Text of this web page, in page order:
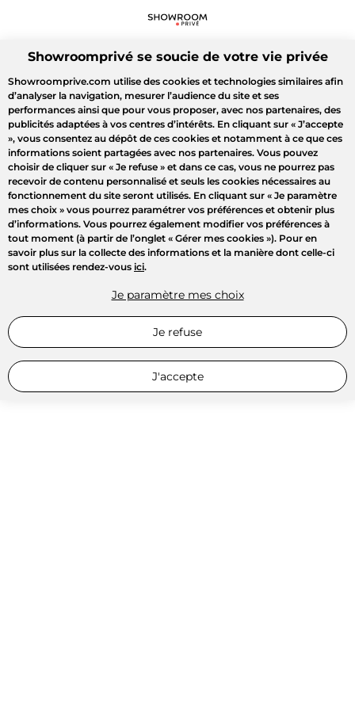
Showroomprivé se soucie de votre vie privée
Showroomprive.com utilise des cookies et technologies similaires afin
d’analyser la navigation, mesurer l’audience du site et ses
performances ainsi que pour vous proposer, avec nos partenaires, des
publicités adaptées à vos centres d’intérêts. En cliquant sur « J’accepte
», vous consentez au dépôt de ces cookies et notamment à ce que ces
informations soient partagées avec nos partenaires. Vous pouvez
choisir de cliquer sur « Je refuse » et dans ce cas, vous ne pourrez pas
recevoir de contenu personnalisé et seuls les cookies nécessaires au
fonctionnement du site seront utilisés. En cliquant sur « Je paramètre
mes choix » vous pourrez paramétrer vos préférences et obtenir plus
d’informations. Vous pourrez également modifier vos préférences à
tout moment (à partir de l’onglet « Gérer mes cookies »). Pour en
savoir plus sur la collecte des informations et la manière dont celle-ci
sont utilisées rendez-vous ici.
Je paramètre mes choix
Je refuse
J'accepte